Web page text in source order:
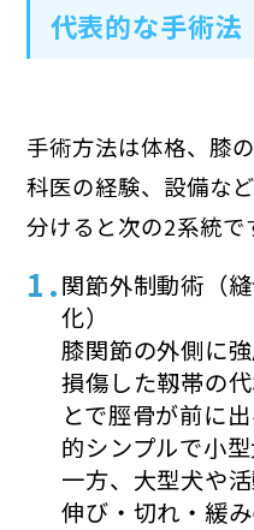
代表的な手術法
手術方法は体格、膝
科医の経験、設備な
分けると次の2系統で
関節外制動術（
化）
膝関節の外側に
損傷した靱帯の
とで脛骨が前に
的シンプルで小
一方、大型犬や
伸び・切れ・緩